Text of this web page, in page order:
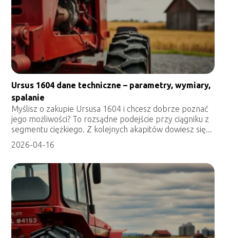
Ursus 1604 dane techniczne – parametry, wymiary,
spalanie
Myślisz o zakupie Ursusa 1604 i chcesz dobrze poznać
jego możliwości? To rozsądne podejście przy ciągniku z
segmentu ciężkiego. Z kolejnych akapitów dowiesz się...
2026-04-16